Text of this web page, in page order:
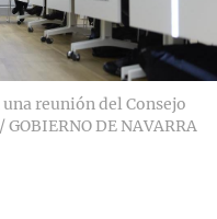
reunión del Consejo
GOBIERNO DE NAVARRA